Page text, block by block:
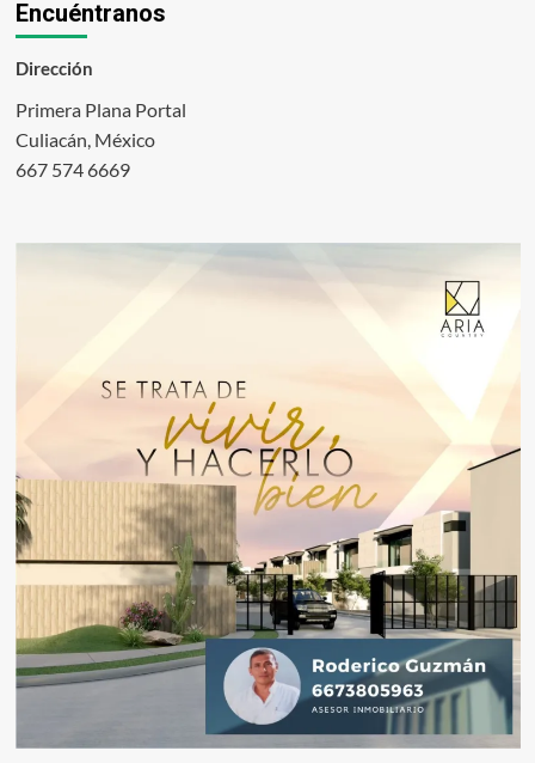
Encuéntranos
Dirección
Primera Plana Portal
Culiacán, México
667 574 6669